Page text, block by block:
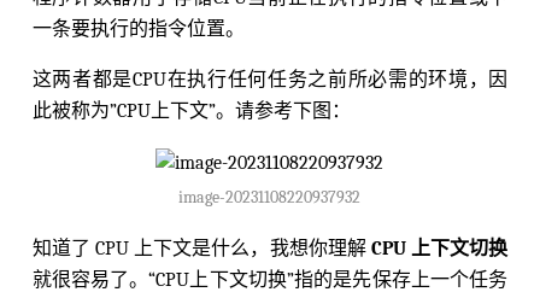
一条要执行的指令位置。
这两者都是CPU在执行任何任务之前所必需的环境，因
此被称为”CPU上下文”。请参考下图：
image-20231108220937932
知道了 CPU 上下文是什么，我想你理解 CPU 上下文切换
就很容易了。“CPU上下文切换”指的是先保存上一个任务